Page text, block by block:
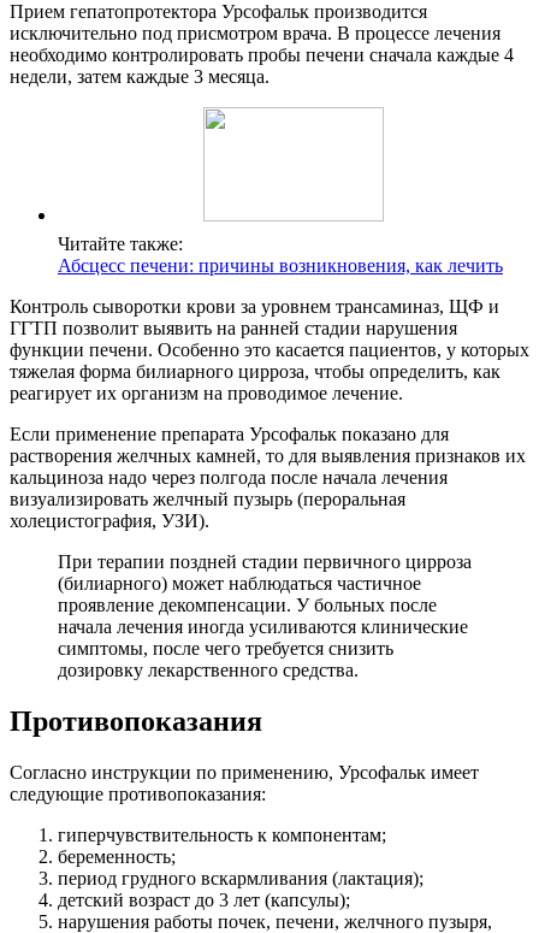
Прием гепатопротектора Урсофальк производится
исключительно под присмотром врача. В процессе лечения
необходимо контролировать пробы печени сначала каждые 4
недели, затем каждые 3 месяца.
Читайте также:
Абсцесс печени: причины возникновения, как лечить
Контроль сыворотки крови за уровнем трансаминаз, ЩФ и
ГГТП позволит выявить на ранней стадии нарушения
функции печени. Особенно это касается пациентов, у которых
тяжелая форма билиарного цирроза, чтобы определить, как
реагирует их организм на проводимое лечение.
Если применение препарата Урсофальк показано для
растворения желчных камней, то для выявления признаков их
кальциноза надо через полгода после начала лечения
визуализировать желчный пузырь (пероральная
холецистография, УЗИ).
При терапии поздней стадии первичного цирроза
(билиарного) может наблюдаться частичное
проявление декомпенсации. У больных после
начала лечения иногда усиливаются клинические
симптомы, после чего требуется снизить
дозировку лекарственного средства.
Противопоказания
Согласно инструкции по применению, Урсофальк имеет
следующие противопоказания:
гиперчувствительность к компонентам;
беременность;
период грудного вскармливания (лактация);
детский возраст до 3 лет (капсулы);
нарушения работы почек, печени, желчного пузыря,